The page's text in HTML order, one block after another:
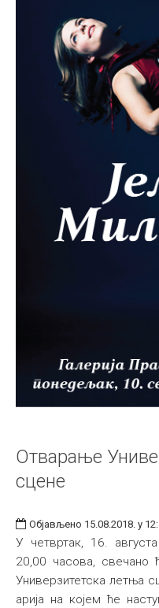
Отварање
сцене
Објављено 15.08.2018. у
У четвртак, 16.
20,00 часова, свечано
Универзитетска летња
арија на којем ће